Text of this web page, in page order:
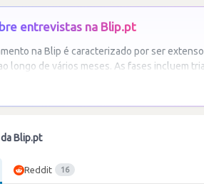
entrevistas na Blip.pt
na Blip é caracterizado por ser
longo de vários meses. As fases incluem
Blip.pt
Reddit 16